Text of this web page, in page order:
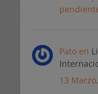
Patoen
13